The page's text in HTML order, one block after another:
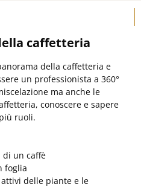
caffetteria
della caffetteria e
un professionista a 360°
ma anche le
conoscere e sapere
ruoli.
di un caffè
foglia
delle piante e le